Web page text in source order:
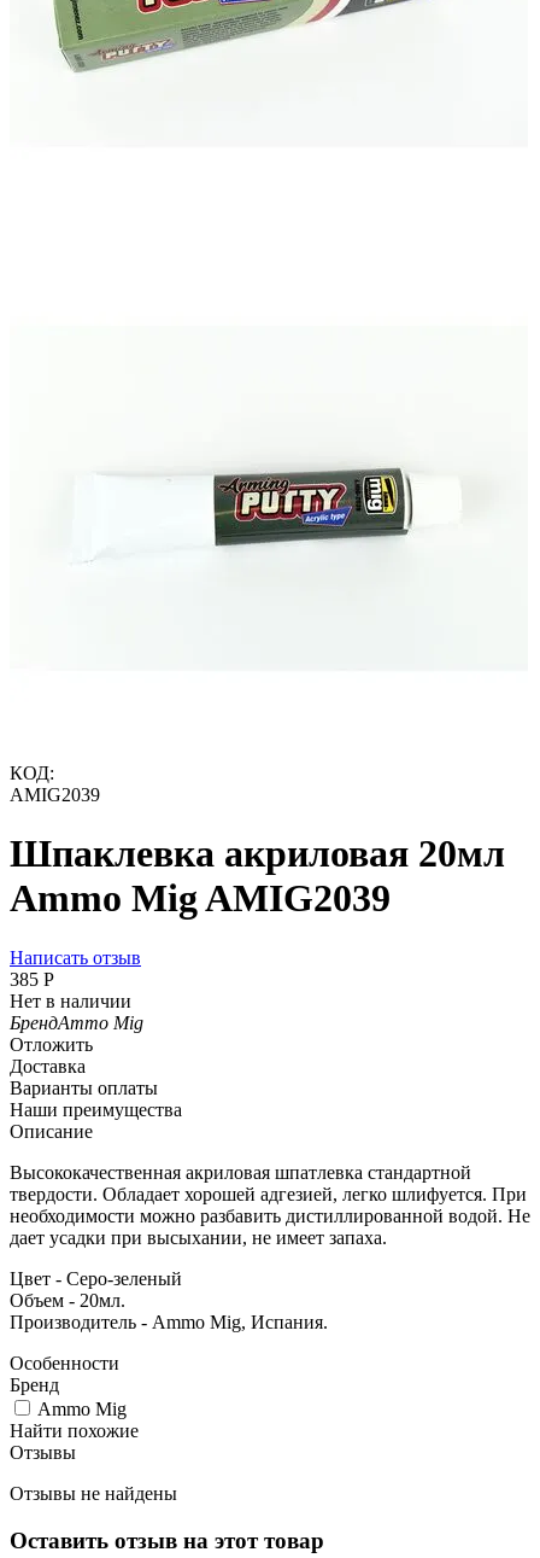
КОД:
AMIG2039
Шпаклевка акриловая 20мл
Ammo Mig AMIG2039
Написать отзыв
‍385‍ Р
Нет в наличии
БрендAmmo Mig
Отложить
Доставка
Варианты оплаты
Наши преимущества
Описание
Высококачественная акриловая шпатлевка стандартной
твердости. Обладает хорошей адгезией, легко шлифуется. При
необходимости можно разбавить дистиллированной водой. Не
дает усадки при высыхании, не имеет запаха.
Цвет - Серо-зеленый
Объем - 20мл.
Производитель - Ammo Mig, Испания.
Особенности
Бренд
Ammo Mig
Найти похожие
Отзывы
Отзывы не найдены
Оставить отзыв на этот товар